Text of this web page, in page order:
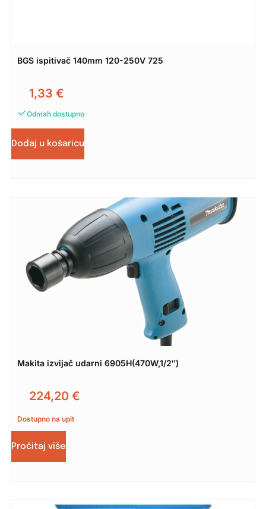
BGS ispitivač 140mm 120-250V 725
1,33 €
Odmah dostupno
Dodaj u košaricu
Makita izvijač udarni 6905H(470W,1/2″)
224,20 €
Dostupno na upit
Pročitaj više